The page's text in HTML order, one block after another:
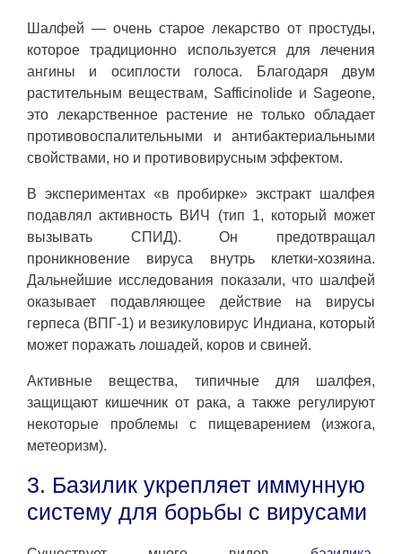
Шалфей — очень старое лекарство от простуды,
которое традиционно используется для лечения
ангины и осиплости голоса. Благодаря двум
растительным веществам, Safficinolide и Sageone,
это лекарственное растение не только обладает
противовоспалительными и антибактериальными
свойствами, но и противовирусным эффектом.
В экспериментах «в пробирке» экстракт шалфея
подавлял активность ВИЧ (тип 1, который может
вызывать СПИД). Он предотвращал
проникновение вируса внутрь клетки-хозяина.
Дальнейшие исследования показали, что шалфей
оказывает подавляющее действие на вирусы
герпеса (ВПГ-1) и везикуловирус Индиана, который
может поражать лошадей, коров и свиней.
Активные вещества, типичные для шалфея,
защищают кишечник от рака, а также регулируют
некоторые проблемы с пищеварением (изжога,
метеоризм).
3. Базилик укрепляет иммунную
систему для борьбы с вирусами